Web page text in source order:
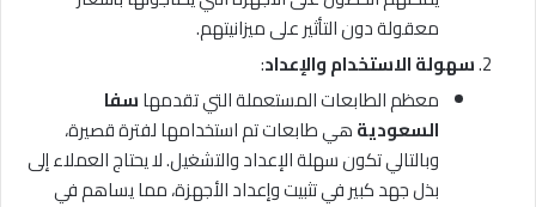
معقولة دون التأثير على ميزانيتهم.
سهولة الاستخدام والإعداد:
معظم الطابعات المستعملة التي تقدمهاسفا
السعوديةهي طابعات تم استخدامها لفترة قصيرة،
وبالتالي تكون سهلة الإعداد والتشغيل. لا يحتاج العملاء إلى
بذل جهد كبير في تثبيت وإعداد الأجهزة، مما يساهم في